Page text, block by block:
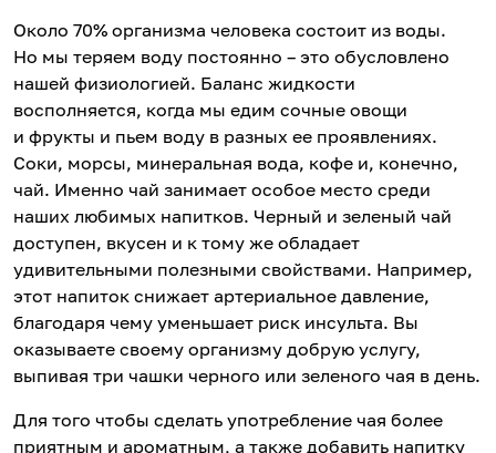
Около 70% организма человека состоит из воды.
Но мы теряем воду постоянно – это обусловлено
нашей физиологией. Баланс жидкости
восполняется, когда мы едим сочные овощи
и фрукты и пьем воду в разных ее проявлениях.
Соки, морсы, минеральная вода, кофе и, конечно,
чай. Именно чай занимает особое место среди
наших любимых напитков. Черный и зеленый чай
доступен, вкусен и к тому же обладает
удивительными полезными свойствами. Например,
этот напиток снижает артериальное давление,
благодаря чему уменьшает риск инсульта. Вы
оказываете своему организму добрую услугу,
выпивая три чашки черного или зеленого чая в день.
Для того чтобы сделать употребление чая более
приятным и ароматным, а также добавить напитку